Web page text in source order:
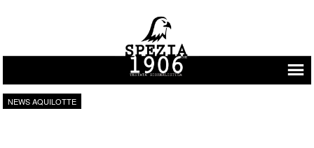
Vai al contenuto
NEWS AQUILOTTE